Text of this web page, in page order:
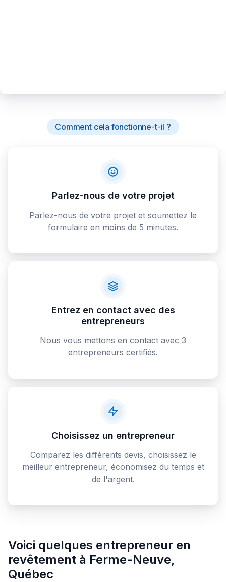
Comment cela fonctionne-t-il ?
Parlez-nous de votre projet
Parlez-nous de votre projet et soumettez le
formulaire en moins de 5 minutes.
Entrez en contact avec des
entrepreneurs
Nous vous mettons en contact avec 3
entrepreneurs certifiés.
Choisissez un entrepreneur
Comparez les différents devis, choisissez le
meilleur entrepreneur, économisez du temps et
de l'argent.
Voici quelques entrepreneur en
revêtement à Ferme-Neuve,
Québec